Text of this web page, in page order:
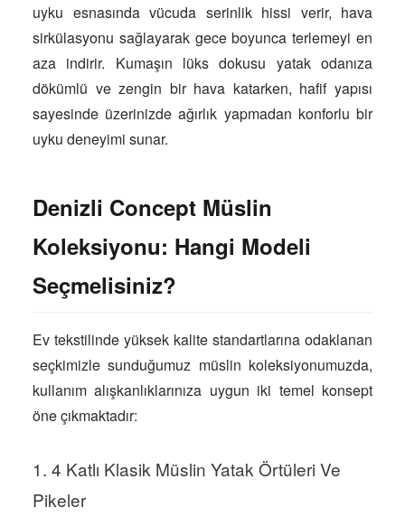
uyku esnasında vücuda serinlik hissi verir, hava
sirkülasyonu sağlayarak gece boyunca terlemeyi en
aza indirir. Kumaşın lüks dokusu yatak odanıza
dökümlü ve zengin bir hava katarken, hafif yapısı
sayesinde üzerinizde ağırlık yapmadan konforlu bir
uyku deneyimi sunar.
Denizli Concept Müslin
Koleksiyonu: Hangi Modeli
Seçmelisiniz?
Ev tekstilinde yüksek kalite standartlarına odaklanan
seçkimizle sunduğumuz müslin koleksiyonumuzda,
kullanım alışkanlıklarınıza uygun iki temel konsept
öne çıkmaktadır:
1. 4 Katlı Klasik Müslin Yatak Örtüleri Ve
Pikeler